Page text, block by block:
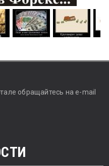
обращайтесь на e-mail